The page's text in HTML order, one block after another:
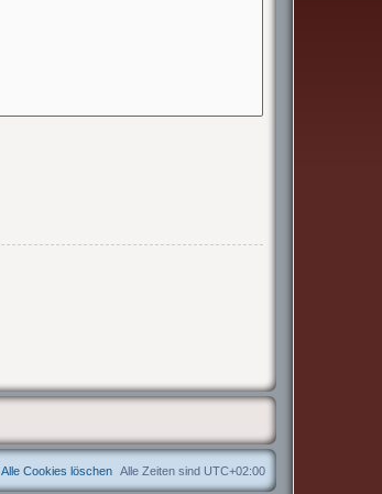
Alle Zeiten sind UTC+02:00
Alle Cookies löschen